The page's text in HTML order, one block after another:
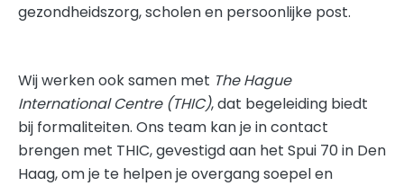
gezondheidszorg, scholen en persoonlijke post.
Wij werken ook samen met The Hague
International Centre (THIC), dat begeleiding biedt
bij formaliteiten. Ons team kan je in contact
brengen met THIC, gevestigd aan het Spui 70 in Den
Haag, om je te helpen je overgang soepel en